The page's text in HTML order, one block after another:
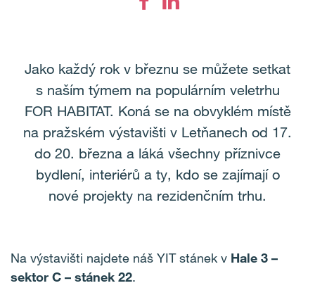
Jako každý rok v březnu se můžete setkat
s naším týmem na populárním veletrhu
FOR HABITAT. Koná se na obvyklém místě
na pražském výstavišti v Letňanech od 17.
do 20. března a láká všechny příznivce
bydlení, interiérů a ty, kdo se zajímají o
nové projekty na rezidenčním trhu.
Na výstavišti najdete náš YIT stánek v Hale 3 –
sektor C – stánek 22.